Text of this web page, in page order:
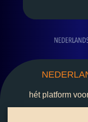
hét platform